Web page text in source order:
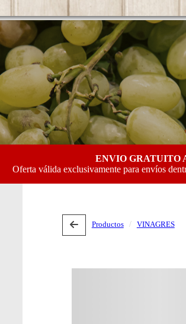
ENVIO GRATUITO
Oferta válida exclusivamente para envíos
Productos VINAGRES